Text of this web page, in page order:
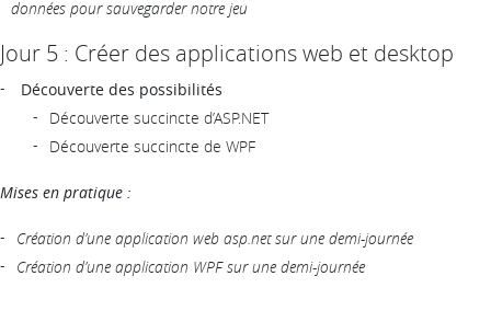
données pour sauvegarder notre jeu
Jour 5 : Créer des applications web et desktop
Découverte des possibilités
Découverte succincte d’ASP.NET
Découverte succincte de WPF
Mises en pratique :
Création d’une application web asp.net sur une demi-journée
Création d’une application WPF sur une demi-journée